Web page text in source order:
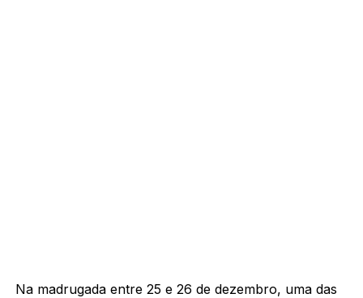
Na madrugada entre 25 e 26 de dezembro, uma das